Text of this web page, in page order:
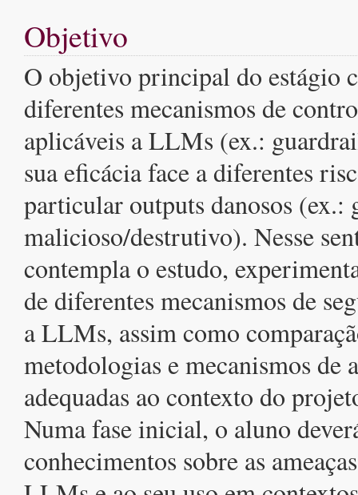
Objetivo
O objetivo principal do estágio
diferentes mecanismos de
aplicáveis a LLMs (ex.:
sua eficácia face a diferentes
particular outputs danosos (ex.:
malicioso/destrutivo). Nesse
contempla o estudo,
de diferentes mecanismos de
a LLMs, assim como
metodologias e mecanismos de
adequadas ao contexto do
Numa fase inicial, o aluno
conhecimentos sobre as